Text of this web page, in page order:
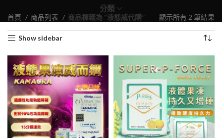
分類
首頁 商品列表 商品標籤為 “液態威代購” 顯示所有 2 筆結果
Show sidebar